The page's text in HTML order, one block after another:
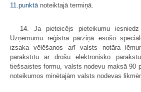
11.punktā noteiktajā termiņā.
14. Ja pieteicējs pieteikumu
Uzņēmumu reģistra pārziņā esošo
izsaka vēlēšanos arī valsts notāra
parakstītu ar drošu elektronisko
tiešsaistes formu, valsts nodevu maksā 90
noteikumos minētajām valsts nodevas